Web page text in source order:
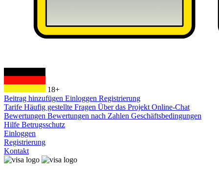
18+
Beitrag hinzufügen Einloggen Registrierung
Tarife Häufig gestellte Fragen Über das Projekt Online-Chat
Bewertungen Bewertungen nach Zahlen Geschäftsbedingungen
Hilfe Betrugsschutz
Einloggen
Registrierung
Kontakt